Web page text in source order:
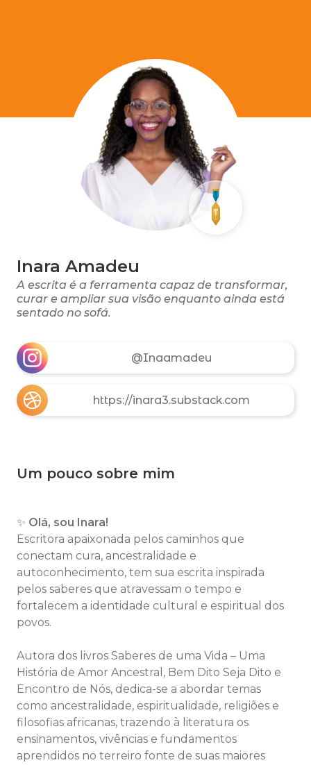
Inara Amadeu
A escrita é a ferramenta capaz de transformar,
curar e ampliar sua visão enquanto ainda está
sentado no sofá.
@Inaamadeu
https://inara3.substack.com
Um pouco sobre mim
✨ Olá, sou Inara!
Escritora apaixonada pelos caminhos que
conectam cura, ancestralidade e
autoconhecimento, tem sua escrita inspirada
pelos saberes que atravessam o tempo e
fortalecem a identidade cultural e espiritual dos
povos.
Autora dos livros Saberes de uma Vida – Uma
História de Amor Ancestral, Bem Dito Seja Dito e
Encontro de Nós, dedica-se a abordar temas
como ancestralidade, espiritualidade, religiões e
filosofias africanas, trazendo à literatura os
ensinamentos, vivências e fundamentos
aprendidos no terreiro fonte de suas maiores